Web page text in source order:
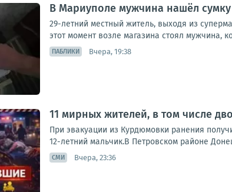
В Мариуполе мужчина нашёл сумку
29-летний местный житель, выходя из
этот момент возле магазина стоял мужчина,
ПАБЛИКИ Вчера, 19:38
11 мирных жителей, в том числе
При эвакуации из Курдюмовки ранения
12-летний мальчик.В Петровском районе
СМИ Вчера, 23:36